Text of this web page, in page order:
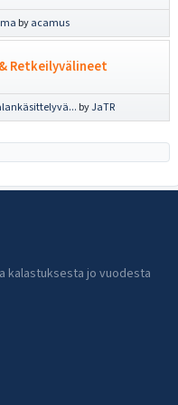
byacamus
Retkeilyvälineet
byJaTR
kalastuksesta jo vuodesta